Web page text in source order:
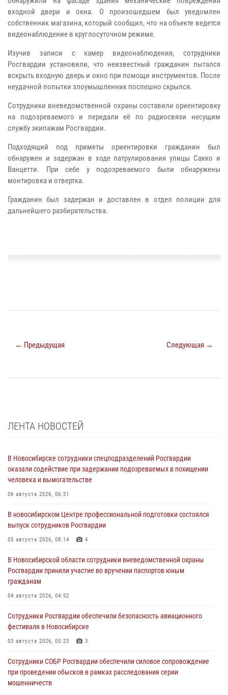
входной двери и окна. О произошедшем был уведомлен
собственник магазина, который сообщил, что на объекте ведется
видеонаблюдение в круглосуточном режиме.
Изучив записи с камер видеонаблюдения, сотрудники
Росгвардии установили, что неизвестный гражданин пытался
вскрыть входную дверь и окно при помощи инструментов. После
неудачной попытки злоумышленник поспешно скрылся.
Сотрудники вневедомственной охраны составили ориентировку
на подозреваемого и передали её по радиосвязи несущим
службу экипажам Росгвардии.
Подходящий под приметы ориентировки гражданин был
обнаружен и задержан в ходе патрулирования улицы Сакко и
Ванцетти. При себе у подозреваемого были обнаружены
монтировка и отвертка.
Гражданин был задержан и доставлен в отдел полиции для
дальнейшего разбирательства.
← Предыдущая Следующая →
ЛЕНТА НОВОСТЕЙ
В Новосибирске сотрудники спецподразделений Росгвардии
оказали содействие при задержании подозреваемых в похищении
человека и вымогательстве
06 августа 2026, 06:31
В новосибирском Центре профессиональной подготовки состоялся
выпуск сотрудников Росгвардии
05 августа 2026, 08:14 4
В Новосибирской области сотрудники вневедомственной охраны
Росгвардии приняли участие во вручении паспортов юным
гражданам
04 августа 2026, 04:52
Сотрудники Росгвардии обеспечили безопасность авиационного
фестиваля в Новосибирске
03 августа 2026, 05:23 3
Сотрудники СОБР Росгвардии обеспечили силовое сопровождение
при проведении обысков в рамках расследования серии
мошенничеств